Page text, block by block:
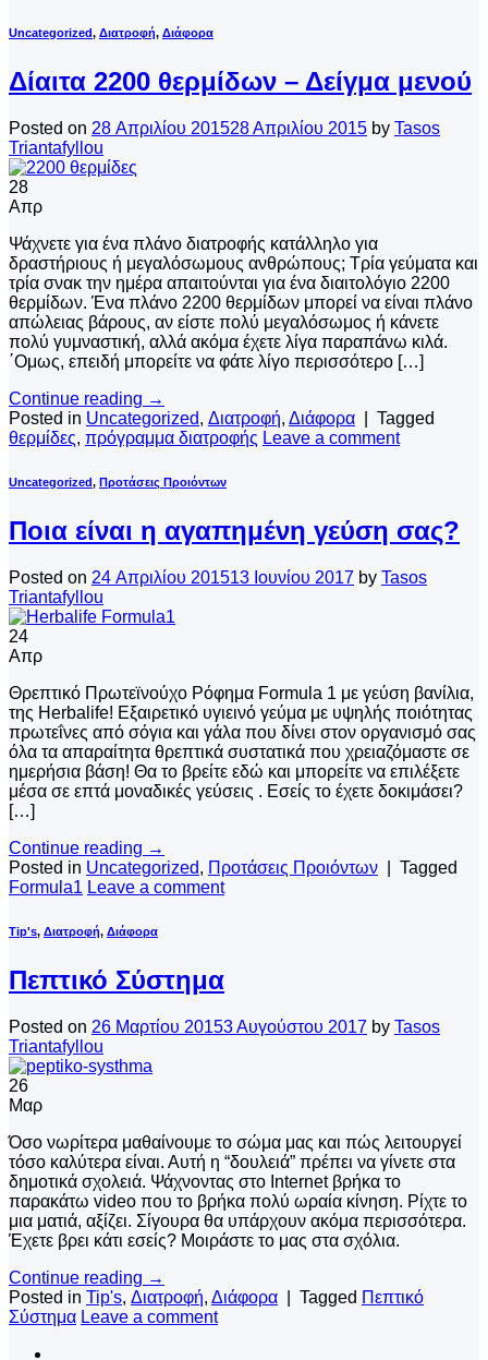
Uncategorized, Διατροφή, Διάφορα
Δίαιτα 2200 θερμίδων – Δείγμα μενού
Posted on 28 Απριλίου 201528 Απριλίου 2015 by Tasos
Triantafyllou
28
Απρ
Ψάχνετε για ένα πλάνο διατροφής κατάλληλο για
δραστήριους ή μεγαλόσωμους ανθρώπους; Τρία γεύματα και
τρία σνακ την ημέρα απαιτούνται για ένα διαιτολόγιο 2200
θερμίδων. Ένα πλάνο 2200 θερμίδων μπορεί να είναι πλάνο
απώλειας βάρους, αν είστε πολύ μεγαλόσωμος ή κάνετε
πολύ γυμναστική, αλλά ακόμα έχετε λίγα παραπάνω κιλά.
΄Ομως, επειδή μπορείτε να φάτε λίγο περισσότερο […]
Continue reading →
Posted in Uncategorized, Διατροφή, Διάφορα
Tagged
θερμίδες, πρόγραμμα διατροφής Leave a comment
Uncategorized, Προτάσεις Προιόντων
Ποια είναι η αγαπημένη γεύση σας?
Posted on 24 Απριλίου 201513 Ιουνίου 2017 by Tasos
Triantafyllou
24
Απρ
Θρεπτικό Πρωτεϊνούχο Ρόφημα Formula 1 με γεύση βανίλια,
της Herbalife! Εξαιρετικό υγιεινό γεύμα με υψηλής ποιότητας
πρωτεΐνες από σόγια και γάλα που δίνει στον οργανισμό σας
όλα τα απαραίτητα θρεπτικά συστατικά που χρειαζόμαστε σε
ημερήσια βάση! Θα το βρείτε εδώ και μπορείτε να επιλέξετε
μέσα σε επτά μοναδικές γεύσεις . Εσείς το έχετε δοκιμάσει?
[…]
Continue reading →
Posted in Uncategorized, Προτάσεις Προιόντων
Tagged
Formula1 Leave a comment
Tip's, Διατροφή, Διάφορα
Πεπτικό Σύστημα
Posted on 26 Μαρτίου 20153 Αυγούστου 2017 by Tasos
Triantafyllou
26
Μαρ
Όσο νωρίτερα μαθαίνουμε το σώμα μας και πώς λειτουργεί
τόσο καλύτερα είναι. Αυτή η “δουλειά” πρέπει να γίνετε στα
δημοτικά σχολειά. Ψάχνοντας στο Internet βρήκα το
παρακάτω video που το βρήκα πολύ ωραία κίνηση. Ρίχτε το
μια ματιά, αξίζει. Σίγουρα θα υπάρχουν ακόμα περισσότερα.
Έχετε βρει κάτι εσείς? Μοιράστε το μας στα σχόλια.
Continue reading →
Posted in Tip's, Διατροφή, Διάφορα Tagged Πεπτικό
Σύστημα Leave a comment